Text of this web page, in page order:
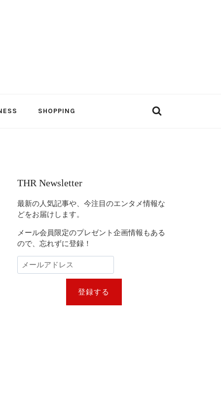
SHOPPING
THR Newsletter
最新の人気記事や、今注目のエンタメ情報な
どをお届けします。
メール会員限定のプレゼント企画情報もある
ので、忘れずに登録！
登録する